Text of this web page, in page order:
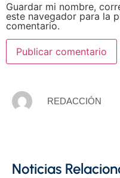
Guardar mi nombre,
este navegador para la
comentario.
REDACCIÓN
Noticias